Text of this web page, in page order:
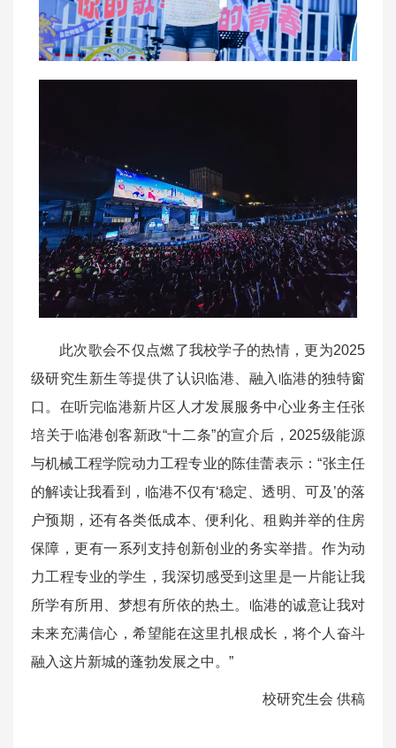
此次歌会不仅点燃了我校学子的热情，更为2025
级研究生新生等提供了认识临港、融入临港的独特窗
口。在听完临港新片区人才发展服务中心业务主任张
培关于临港创客新政“十二条”的宣介后，2025级能源
与机械工程学院动力工程专业的陈佳蕾表示：“张主任
的解读让我看到，临港不仅有‘稳定、透明、可及’的落
户预期，还有各类低成本、便利化、租购并举的住房
保障，更有一系列支持创新创业的务实举措。作为动
力工程专业的学生，我深切感受到这里是一片能让我
所学有所用、梦想有所依的热土。临港的诚意让我对
未来充满信心，希望能在这里扎根成长，将个人奋斗
融入这片新城的蓬勃发展之中。”
校研究生会 供稿